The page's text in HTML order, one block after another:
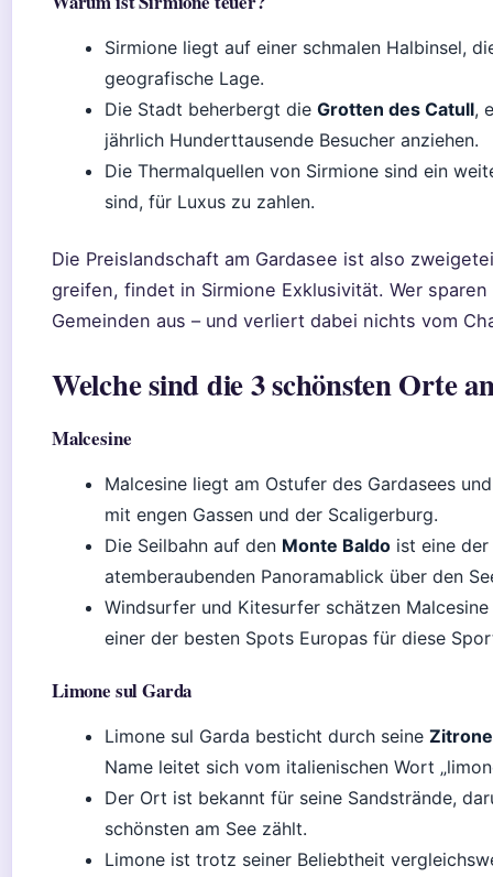
Sirmione liegt auf einer schmalen Halbinsel,
geografische Lage.
Die Stadt beherbergt die Grotten des Catull,
jährlich Hunderttausende Besucher anziehen.
Die Thermalquellen von Sirmione sind ein
sind, für Luxus zu zahlen.
Die Preislandschaft am Gardasee ist also
greifen, findet in Sirmione Exklusivität. Wer
Gemeinden aus – und verliert dabei nichts vom
Welche sind die 3 schönsten Orte
Malcesine
Malcesine liegt am Ostufer des Gardasees
mit engen Gassen und der Scaligerburg.
Die Seilbahn auf den Monte Baldo ist eine
atemberaubenden Panoramablick über den
Windsurfer und Kitesurfer schätzen
einer der besten Spots Europas für diese
Limone sul Garda
Limone sul Garda besticht durch seine
Name leitet sich vom italienischen Wort
Der Ort ist bekannt für seine Sandstrände,
schönsten am See zählt.
Limone ist trotz seiner Beliebtheit